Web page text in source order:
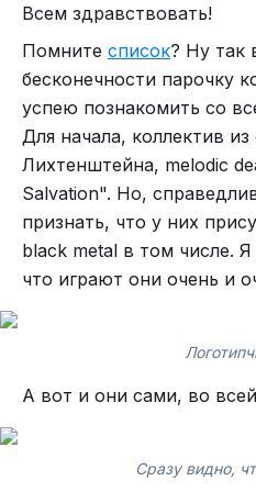
их очень нравится"©
LIK - War Praise
Ютруп.
Рутруп даже
помойку, а в ней хрен
Мне кажется, даже
еды...
ВК днина. В очередной
имплантируют
ВК-видео, а у тебя
Lost Society " NU
Всем здравствовать!
Помните список? Ну так
бесконечности парочку
успею познакомить со
Для начала, коллектив
Лихтенштейна, melodic
Salvation". Но,
признать, что у них
black metal в том числе. Я
что играют они очень и
А вот и они сами, во
Сразу видно,